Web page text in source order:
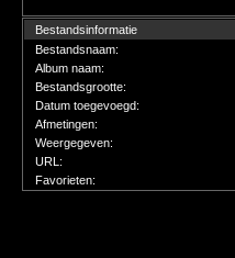
Bestandsinformatie
Bestandsnaam:
Album naam:
Bestandsgrootte:
Datum toegevoegd:
Afmetingen:
Weergegeven:
URL:
Favorieten: